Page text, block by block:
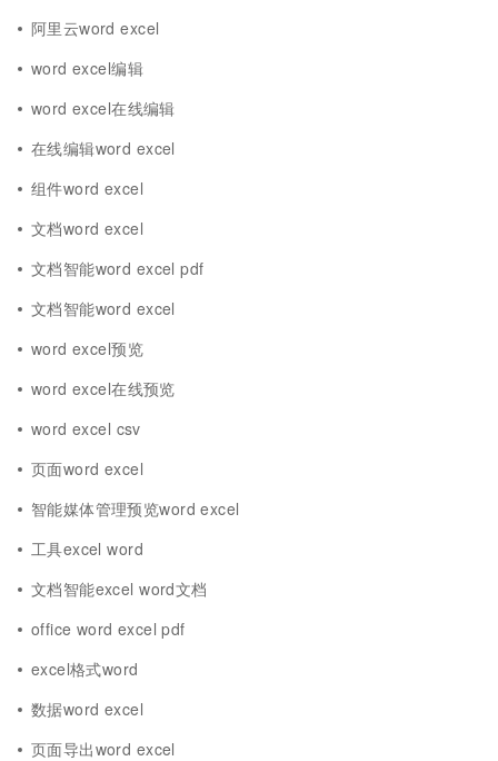
阿里云word excel
word excel编辑
word excel在线编辑
在线编辑word excel
组件word excel
文档word excel
文档智能word excel pdf
文档智能word excel
word excel预览
word excel在线预览
word excel csv
页面word excel
智能媒体管理预览word excel
工具excel word
文档智能excel word文档
office word excel pdf
excel格式word
数据word excel
页面导出word excel